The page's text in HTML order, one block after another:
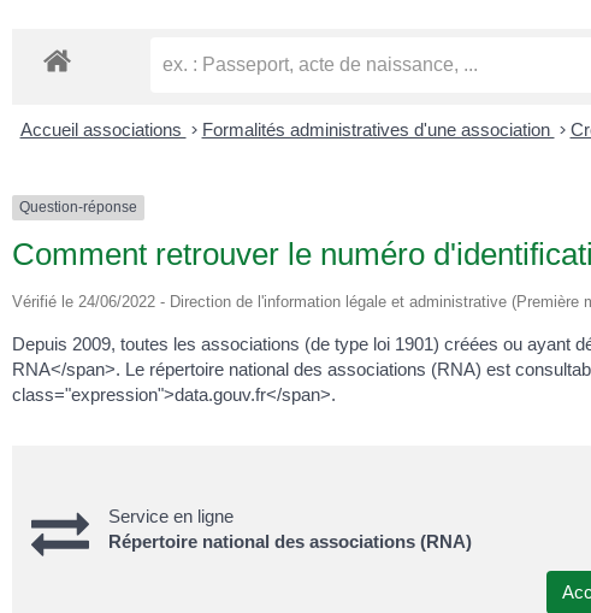
SERVICE CIVIQUE
Accueil associations > Formalités administratives d'une association >
Question-réponse
Comment retrouver le numéro
Vérifié le 24/06/2022 - Direction de l'information légale et administrative (Première
Depuis 2009, toutes les associations (de type loi 1901) créées ou ayant
RNA</span>. Le répertoire national des associations (RNA) est
class="expression">data.gouv.fr</span>.
Service en ligne
Répertoire national des associations (RNA)